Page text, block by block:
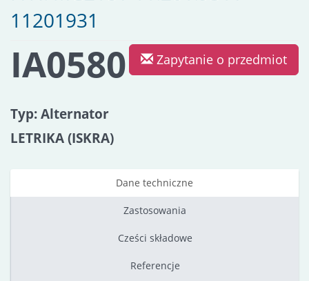
11201931
Zapytanie o przedmiot
IA0580
Typ: Alternator
LETRIKA (ISKRA)
Dane techniczne
Zastosowania
Cześci składowe
Referencje